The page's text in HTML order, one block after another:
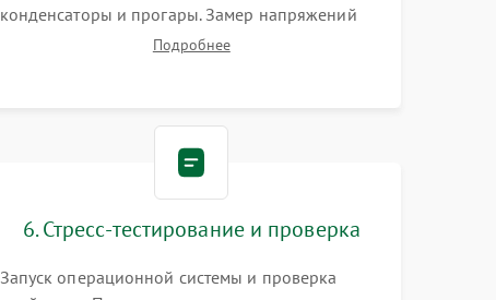
конденсаторы и прогары. Замер напряжений
мультиметром. Тестирование оперативной
Подробнее
6. Стресс-тестирование и проверка
Запуск операционной системы и проверка